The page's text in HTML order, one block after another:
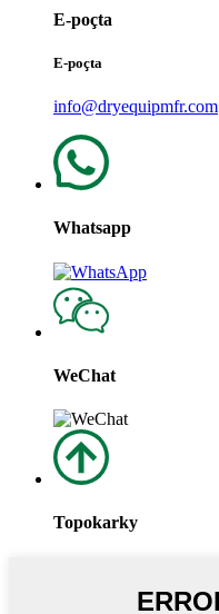
E-poçta
E-poçta
info@dryequipmfr.com
Whatsapp
WeChat
Topokarky